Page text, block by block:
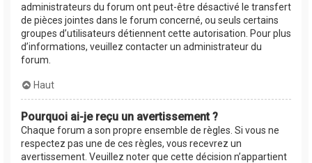
administrateurs du forum ont peut-être désactivé le transfert
de pièces jointes dans le forum concerné, ou seuls certains
groupes d’utilisateurs détiennent cette autorisation. Pour plus
d’informations, veuillez contacter un administrateur du
forum.
Haut
Pourquoi ai-je reçu un avertissement ?
Chaque forum a son propre ensemble de règles. Si vous ne
respectez pas une de ces règles, vous recevrez un
avertissement. Veuillez noter que cette décision n’appartient